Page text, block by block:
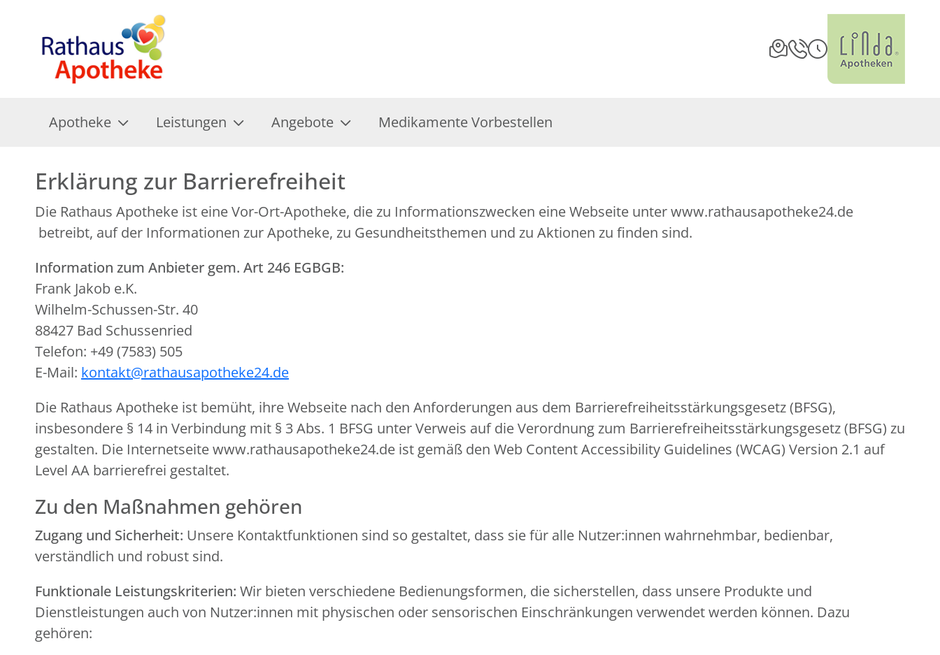
Apotheke Leistungen Angebote Medikamente Vorbestellen
Erklärung zur Barrierefreiheit
Die Rathaus Apotheke ist eine Vor-Ort-Apotheke, die zu Informationszwecken eine Webseite unter www.rathausapotheke24.de
betreibt, auf der Informationen zur Apotheke, zu Gesundheitsthemen und zu Aktionen zu finden sind.
Information zum Anbieter gem. Art 246 EGBGB:
Frank Jakob e.K.
Wilhelm-Schussen-Str. 40
88427 Bad Schussenried
Telefon: +49 (7583) 505
E-Mail: kontakt@rathausapotheke24.de
Die Rathaus Apotheke ist bemüht, ihre Webseite nach den Anforderungen aus dem Barrierefreiheitsstärkungsgesetz (BFSG),
insbesondere § 14 in Verbindung mit § 3 Abs. 1 BFSG unter Verweis auf die Verordnung zum Barrierefreiheitsstärkungsgesetz (BFSG) zu
gestalten. Die Internetseite www.rathausapotheke24.de ist gemäß den Web Content Accessibility Guidelines (WCAG) Version 2.1 auf
Level AA barrierefrei gestaltet.
Zu den Maßnahmen gehören
Zugang und Sicherheit: Unsere Kontaktfunktionen sind so gestaltet, dass sie für alle Nutzer:innen wahrnehmbar, bedienbar,
verständlich und robust sind.
Funktionale Leistungskriterien: Wir bieten verschiedene Bedienungsformen, die sicherstellen, dass unsere Produkte und
Dienstleistungen auch von Nutzer:innen mit physischen oder sensorischen Einschränkungen verwendet werden können. Dazu
gehören: